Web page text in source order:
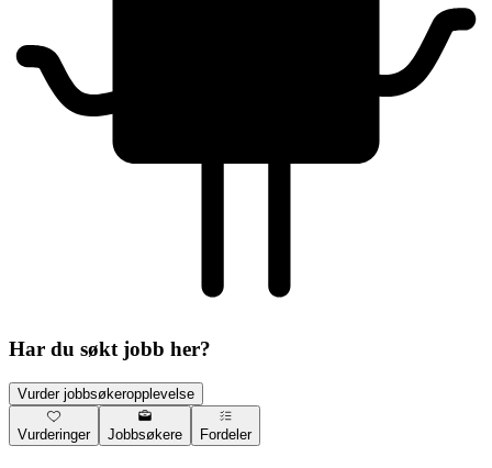
Har du søkt jobb her?
Vurder jobbsøkeropplevelse
Vurderinger Jobbsøkere Fordeler